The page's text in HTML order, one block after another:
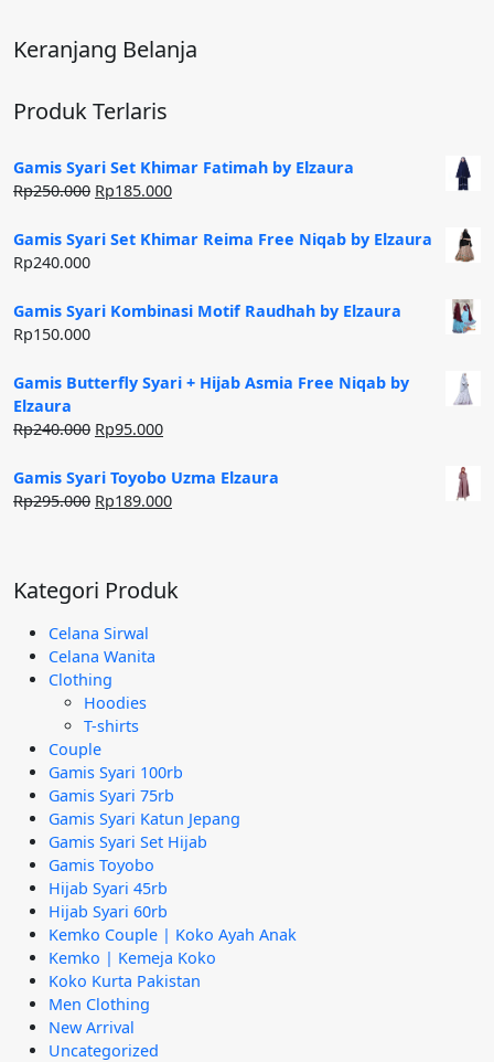
Keranjang Belanja
Produk Terlaris
Gamis Syari Set Khimar Fatimah by Elzaura
Rp250.000 Harga
adalah:
Rp185.000Harga
ini
Gamis Syari Set Khimar Reima Free Niqab by Elzaura
Rp240.000
Gamis Syari Kombinasi Motif Raudhah by Elzaura
Rp150.000
Gamis Butterfly Syari + Hijab Asmia Free Niqab by
Elzaura
Rp240.000 Harga
adalah:
Rp240.000.
Rp95.000Harga
ini
adalah:
Gamis Syari Toyobo Uzma Elzaura
Rp295.000 Harga
Rp189.000Harga
Rp189.000.
Kategori Produk
Celana Sirwal
Celana Wanita
Clothing
Hoodies
T-shirts
Couple
Gamis Syari 100rb
Gamis Syari 75rb
Gamis Syari Katun Jepang
Gamis Syari Set Hijab
Gamis Toyobo
Hijab Syari 45rb
Hijab Syari 60rb
Kemko Couple | Koko Ayah Anak
Kemko | Kemeja Koko
Koko Kurta Pakistan
Men Clothing
New Arrival
Uncategorized